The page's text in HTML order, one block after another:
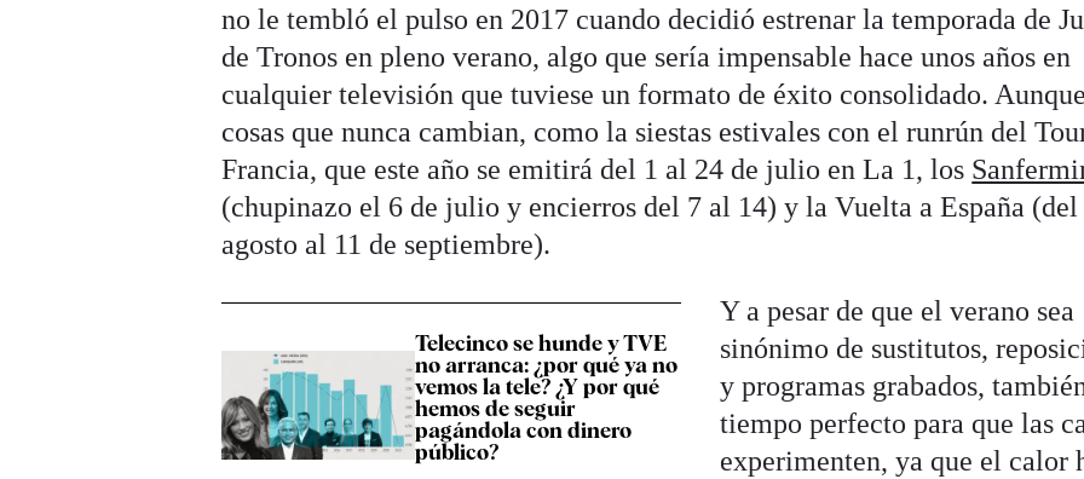
no le tembló el pulso en 2017 cuando decidió estrenar la temporada de
de Tronos en pleno verano, algo que sería impensable hace unos años en
cualquier televisión que tuviese un formato de éxito consolidado.
cosas que nunca cambian, como la siestas estivales con el runrún del
Francia, que este año se emitirá del 1 al 24 de julio en La 1, los
(chupinazo el 6 de julio y encierros del 7 al 14) y la Vuelta a España (del
agosto al 11 de septiembre).
Telecinco se hunde y TVE
no arranca: ¿por qué ya no
vemos la tele? ¿Y por qué
hemos de seguir
pagándola con dinero
público?
Y a pesar de que el verano sea
sinónimo de sustitutos,
y programas grabados,
tiempo perfecto para que las
experimenten, ya que el calor